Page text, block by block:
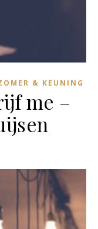
& KEUNING
me –